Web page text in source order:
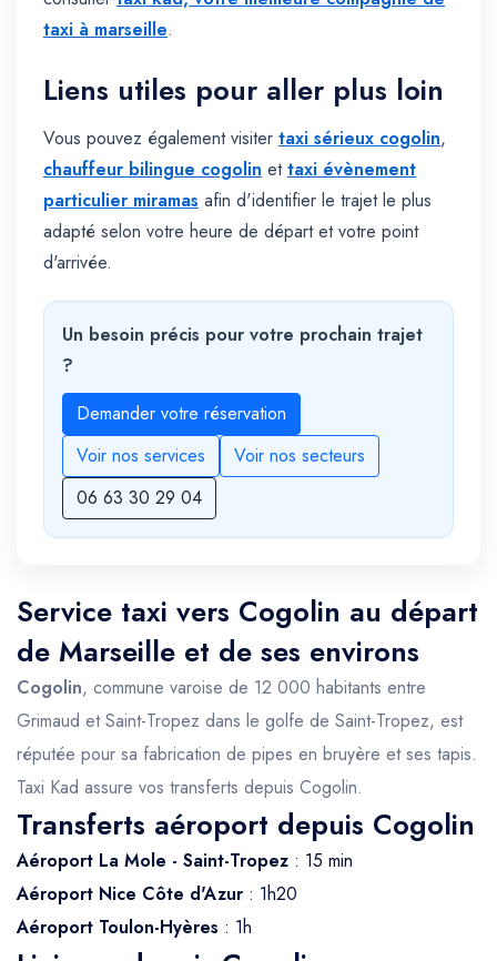
taxi à marseille.
Liens utiles pour aller plus loin
Vous pouvez également visiter taxi sérieux cogolin,
chauffeur bilingue cogolin ettaxi évènement
particulier miramas afin d'identifier le trajet le plus
adapté selon votre heure de départ et votre point
d'arrivée.
Un besoin précis pour votre prochain trajet
?
Demander votre réservation
Voir nos services
Voir nos secteurs
06 63 30 29 04
Service taxi vers Cogolin au départ
de Marseille et de ses environs
Cogolin, commune varoise de 12 000 habitants entre
Grimaud et Saint-Tropez dans le golfe de Saint-Tropez, est
réputée pour sa fabrication de pipes en bruyère et ses tapis.
Taxi Kad assure vos transferts depuis Cogolin.
Transferts aéroport depuis Cogolin
Aéroport La Mole - Saint-Tropez : 15 min
Aéroport Nice Côte d'Azur : 1h20
Aéroport Toulon-Hyères : 1h